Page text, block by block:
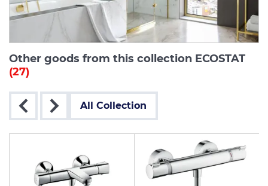
Other goods from this collection ECOSTAT
(27)
All Collection